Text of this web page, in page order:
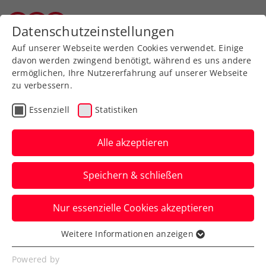
ATP
Erste Bank Open: Miedler
wahrt Chance auf
Titelverteidigung im
Doppel
Zudem wird das ÖTV-Ass im Rahmen des
ATP-Turniers in Wien als
Niederösterreichs Sportler des Jahres
Datenschutzeinstellungen
Auf unserer Webseite werden Cookies verwendet. Einige
davon werden zwingend benötigt, während es uns andere
ermöglichen, Ihre Nutzererfahrung auf unserer Webseite
zu verbessern.
Essenziell Statistiken
Alle akzeptieren
Speichern & schließen
Nur essenzielle Cookies akzeptieren
Essenziell
Essenzielle Cookies werden für grundlegende
Weitere Informationen anzeigen
Powered by